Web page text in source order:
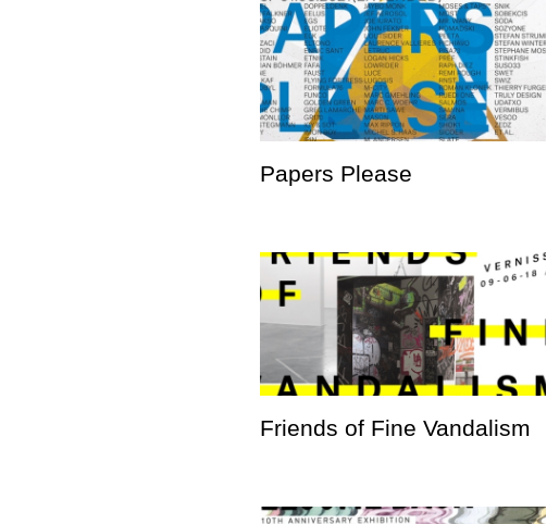
Papers Please
Friends of Fine Vandalism